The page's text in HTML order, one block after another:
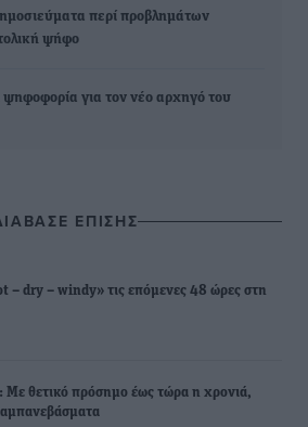
περί προβλημάτων
ψήφο
ψηφοφορία για τον νέο αρχηγό του
ΕΠΙΣΗΣ
– dry – windy» τις επόμενες 48 ώρες στη
Με θετικό πρόσημο έως τώρα η χρονιά,